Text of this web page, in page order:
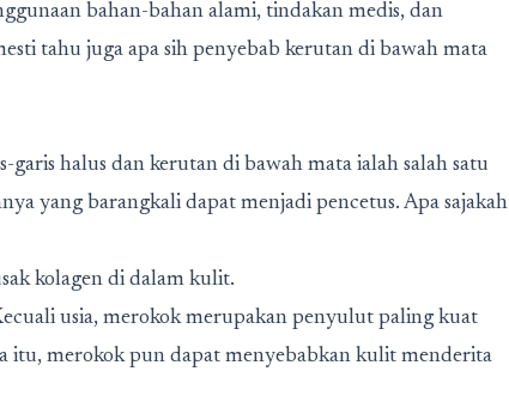
bahan-bahan alami, tindakan medis, dan
tahu juga apa sih penyebab kerutan di bawah mata
halus dan kerutan di bawah mata ialah salah satu
yang barangkali dapat menjadi pencetus. Apa sajakah
kolagen di dalam kulit.
usia, merokok merupakan penyulut paling kuat
itu, merokok pun dapat menyebabkan kulit menderita